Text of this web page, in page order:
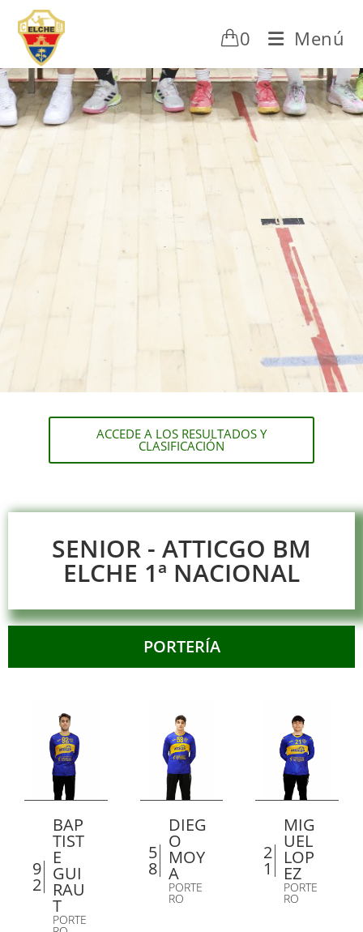
0 Menú
ACCEDE A LOS RESULTADOS Y
CLASIFICACIÓN
SENIOR - ATTICGO BM
ELCHE 1ª NACIONAL
PORTERÍA
9
2
BAP
TIST
E
GUI
RAU
T
PORTE
5
8
DIEG
O
MOY
A
PORTE
RO
2
1
MIG
UEL
LOP
EZ
PORTE
RO